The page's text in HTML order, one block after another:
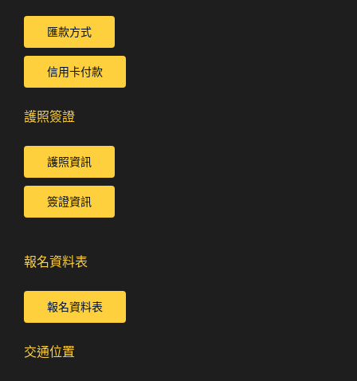
匯款方式
信用卡付款
護照簽證
護照資訊
簽證資訊
報名資料表
報名資料表
交通位置